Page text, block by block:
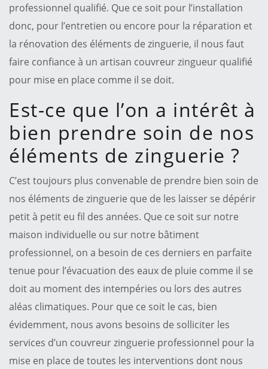
professionnel qualifié. Que ce soit pour l’installation
donc, pour l’entretien ou encore pour la réparation et
la rénovation des éléments de zinguerie, il nous faut
faire confiance à un artisan couvreur zingueur qualifié
pour mise en place comme il se doit.
Est-ce que l’on a intérêt à
bien prendre soin de nos
éléments de zinguerie ?
C’est toujours plus convenable de prendre bien soin de
nos éléments de zinguerie que de les laisser se dépérir
petit à petit eu fil des années. Que ce soit sur notre
maison individuelle ou sur notre bâtiment
professionnel, on a besoin de ces derniers en parfaite
tenue pour l’évacuation des eaux de pluie comme il se
doit au moment des intempéries ou lors des autres
aléas climatiques. Pour que ce soit le cas, bien
évidemment, nous avons besoins de solliciter les
services d’un couvreur zinguerie professionnel pour la
mise en place de toutes les interventions dont nous